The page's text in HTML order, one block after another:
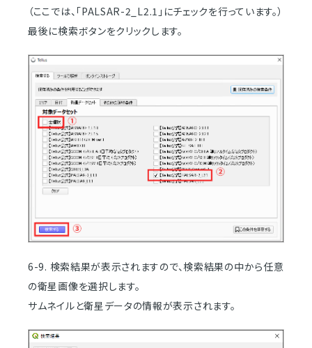
（ここでは、「PALSAR-2_L2.1」にチェックを行っています。）
最後に検索ボタンをクリックします。
6-9. 検索結果が表示されますので、検索結果の中から任意
の衛星画像を選択します。
サムネイルと衛星データの情報が表示されます。